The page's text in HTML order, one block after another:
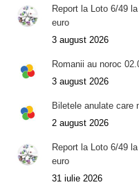
Report la Loto 6/49
euro
3 august 2026
Romanii au noroc
3 august 2026
Biletele anulate care
2 august 2026
Report la Loto 6/49
euro
31 iulie 2026